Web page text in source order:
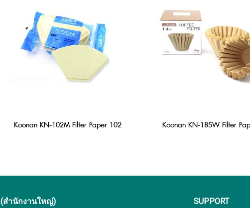
Koonan KN-102M Filter Paper 102 Koonan KN-185W Filter
(สำนักงานใหญ่)
SUPPORT